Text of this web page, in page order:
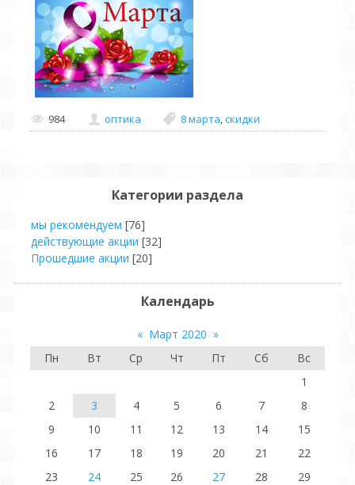
984 оптика 8 марта скидки
Категории раздела
мы рекомендуем [76]
действующие акции [32]
Прошедшие акции [20]
Календарь
« Март 2020 »
Пн
Вт Ср Чт Пт Сб
Вс
1
2
3 4 5 6 7
8
9
10 11 12 13 14
15
16
17 18 19 20 21
22
23
24 25 26 27 28
29